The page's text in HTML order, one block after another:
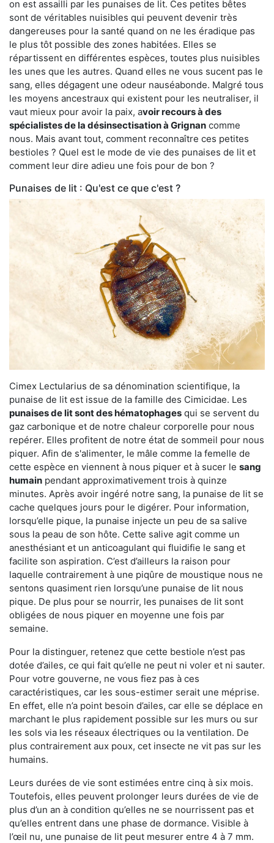
on est assailli par les punaises de lit. Ces petites bêtes
sont de véritables nuisibles qui peuvent devenir très
dangereuses pour la santé quand on ne les éradique pas
le plus tôt possible des zones habitées. Elles se
répartissent en différentes espèces, toutes plus nuisibles
les unes que les autres. Quand elles ne vous sucent pas le
sang, elles dégagent une odeur nauséabonde. Malgré tous
les moyens ancestraux qui existent pour les neutraliser, il
vaut mieux pour avoir la paix, avoir recours à des
spécialistes de la désinsectisation à Grignan comme
nous. Mais avant tout, comment reconnaître ces petites
bestioles ? Quel est le mode de vie des punaises de lit et
comment leur dire adieu une fois pour de bon ?
Punaises de lit : Qu'est ce que c'est ?
Cimex Lectularius de sa dénomination scientifique, la
punaise de lit est issue de la famille des Cimicidae. Les
punaises de lit sont des hématophages qui se servent du
gaz carbonique et de notre chaleur corporelle pour nous
repérer. Elles profitent de notre état de sommeil pour nous
piquer. Afin de s'alimenter, le mâle comme la femelle de
cette espèce en viennent à nous piquer et à sucer le sang
humain pendant approximativement trois à quinze
minutes. Après avoir ingéré notre sang, la punaise de lit se
cache quelques jours pour le digérer. Pour information,
lorsqu’elle pique, la punaise injecte un peu de sa salive
sous la peau de son hôte. Cette salive agit comme un
anesthésiant et un anticoagulant qui fluidifie le sang et
facilite son aspiration. C’est d’ailleurs la raison pour
laquelle contrairement à une piqûre de moustique nous ne
sentons quasiment rien lorsqu’une punaise de lit nous
pique. De plus pour se nourrir, les punaises de lit sont
obligées de nous piquer en moyenne une fois par
semaine.
Pour la distinguer, retenez que cette bestiole n’est pas
dotée d’ailes, ce qui fait qu’elle ne peut ni voler et ni sauter.
Pour votre gouverne, ne vous fiez pas à ces
caractéristiques, car les sous-estimer serait une méprise.
En effet, elle n’a point besoin d’ailes, car elle se déplace en
marchant le plus rapidement possible sur les murs ou sur
les sols via les réseaux électriques ou la ventilation. De
plus contrairement aux poux, cet insecte ne vit pas sur les
humains.
Leurs durées de vie sont estimées entre cinq à six mois.
Toutefois, elles peuvent prolonger leurs durées de vie de
plus d’un an à condition qu’elles ne se nourrissent pas et
qu’elles entrent dans une phase de dormance. Visible à
l’œil nu, une punaise de lit peut mesurer entre 4 à 7 mm.